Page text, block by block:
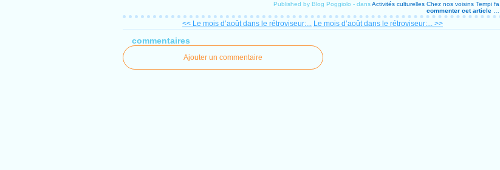
Published by Blog Poggiolo - dansActivités culturelles Chez nos voisins Tempi fa
commenter cet article
<< Le mois d’août dans le rétroviseur:... Le mois d’août dans le rétroviseur:... >>
commentaires
Ajouter un commentaire